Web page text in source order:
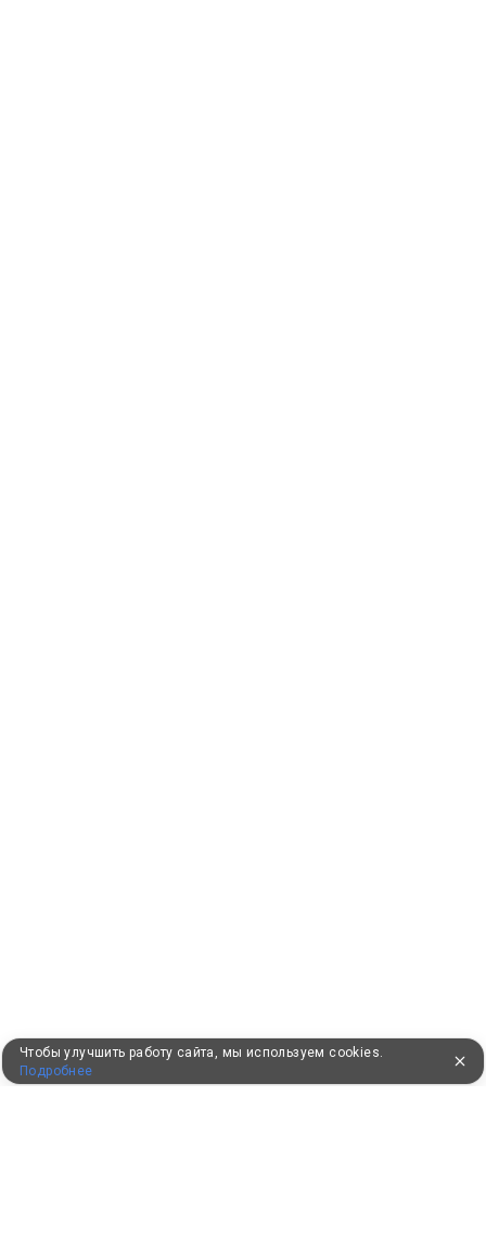
Чтобы улучшить работу сайта, мы используем cookies.
Подробнее